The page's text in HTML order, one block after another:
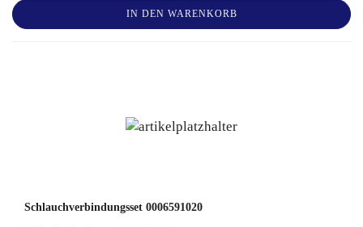
IN DEN WARENKORB
Schlauchverbindungsset 0006591020